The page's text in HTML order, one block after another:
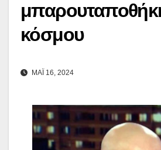
κόσμου
ΜΑΪ 16, 2024